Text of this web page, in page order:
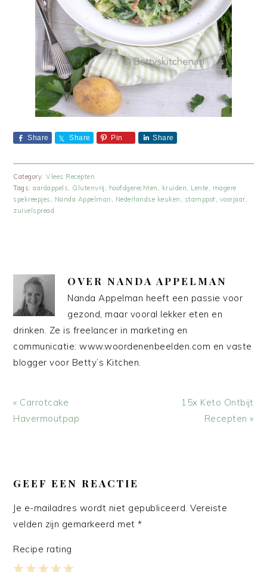
Share Share Pin Share
Category:Vlees Recepten
Tags:aardappels Glutenvrij hoofdgerechten kruiden Lente
magere
spekreepjes
Nanda Appelman Nederlandse keuken stamppot voorjaar
zuivelspread
OVER NANDA APPELMAN
Nanda Appelman heeft een passie voor
gezond, maar vooral lekker eten en
drinken. Ze is freelancer in marketing en
communicatie: www.woordenenbeelden.com en vaste
blogger voor Betty’s Kitchen.
Vorig
bericht:
« Carrotcake
Havermoutpap
Volgend
bericht:
15x Keto Ontbijt
Recepten »
INTERACTIES
GEEF EEN REACTIE
Je e-mailadres wordt niet gepubliceerd. Vereiste
velden zijn gemarkeerd met*
Recipe rating